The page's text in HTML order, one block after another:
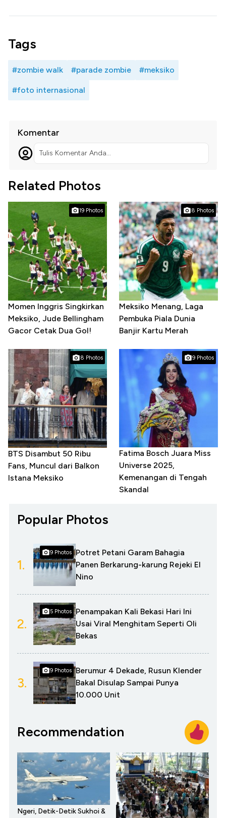
Tags
#zombie walk #parade zombie #meksiko
#foto internasional
Komentar
Tulis Komentar Anda...
Related Photos
19 Photos
Momen Inggris Singkirkan
Meksiko, Jude Bellingham
Gacor Cetak Dua Gol!
8 Photos
Meksiko Menang, Laga
Pembuka Piala Dunia
Banjir Kartu Merah
8 Photos
BTS Disambut 50 Ribu
Fans, Muncul dari Balkon
Istana Meksiko
9 Photos
Fatima Bosch Juara Miss
Universe 2025,
Kemenangan di Tengah
Skandal
Popular Photos
1.
9 Photos
Potret Petani Garam Bahagia
Panen Berkarung-karung Rejeki El
Nino
2.
5 Photos
Penampakan Kali Bekasi Hari Ini
Usai Viral Menghitam Seperti Oli
Bekas
3.
9 Photos
Berumur 4 Dekade, Rusun Klender
Bakal Disulap Sampai Punya
10.000 Unit
Recommendation
Ngeri, Detik-Detik Sukhoi &